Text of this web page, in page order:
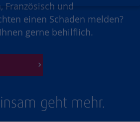
Französisch und
einen Schaden melden?
gerne behilflich.